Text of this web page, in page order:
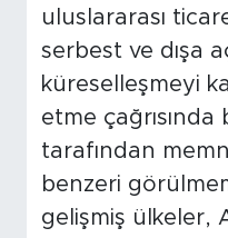
uluslararası
serbest ve dışa
küreselleşmeyi
etme
tarafından
benzeri
gelişmiş ülkeler,